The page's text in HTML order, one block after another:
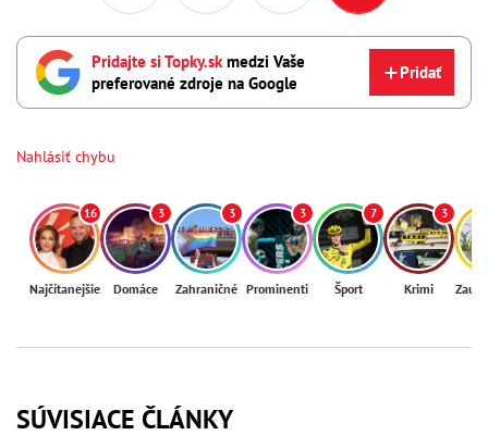
Pridajte si Topky.sk medzi Vaše
preferované zdroje na Google
Pridať
Nahlásiť chybu
16
Najčítanejšie
3
Domáce
3
Zahraničné
3
Prominenti
7
Šport
3
Krimi
SÚVISIACE ČLÁNKY